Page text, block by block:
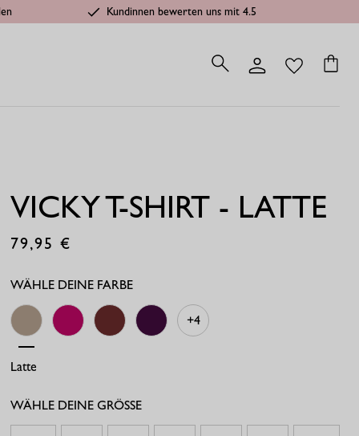
Kundinnen bewerten uns mit 4.5
VICKY T-SHIRT - LATTE
79,95
WÄHLE DEINE FARBE
LatteNew Fuchsia
+4
WÄHLE DEINE GRÖSSE